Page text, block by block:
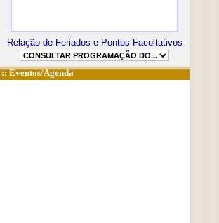
Relação de Feriados e Pontos Facultativos
::Eventos/Agenda